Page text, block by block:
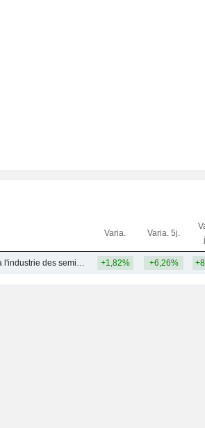
Varia. Varia. 5j.
Produits associés à l'industrie des semi-conducteurs - Autres +1,82% +6,26%